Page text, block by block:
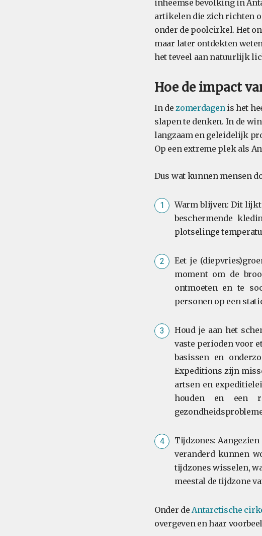
inheemse bevolking in
artikelen die zich richten
onder de poolcirkel. Het
maar later ontdekten
het teveel aan natuurlijk
Hoe de impact
In dezomerdagenis het
slapen te denken. In de
langzaam en geleidelijk
Op een extreme plek als
Dus wat kunnen mensen
Warm blijven: Dit
beschermende
plotselinge
Eet je
moment om de
ontmoeten en te
personen op een
Houd je aan het
vaste perioden voor
basissen en
Expeditions zijn
artsen en
houden en een
Tijdzones:
veranderd kunnen
tijdzones wisselen,
meestal de tijdzone
Onder deAntarctische
overgeven en haar